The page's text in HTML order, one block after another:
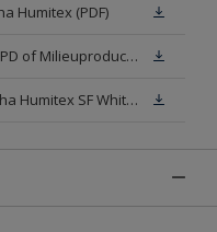
Humitex (PDF)
Sikkens Interior Wallpaints - EPD of Milieuproductverklaring
Veiligheidsinformatieblad Alpha Humitex SF White W05 (MSDS)